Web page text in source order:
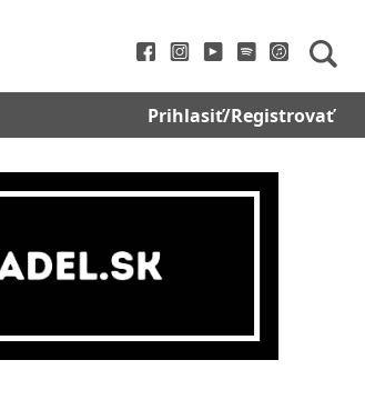
Prihlasiť/Registrovať